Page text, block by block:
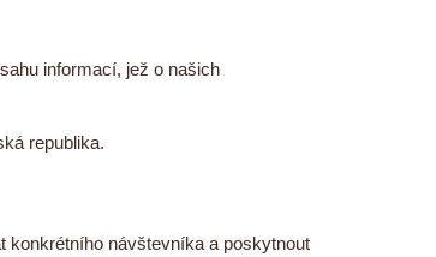
informací, jež o našich
republika.
konkrétního návštevníka a poskytnout